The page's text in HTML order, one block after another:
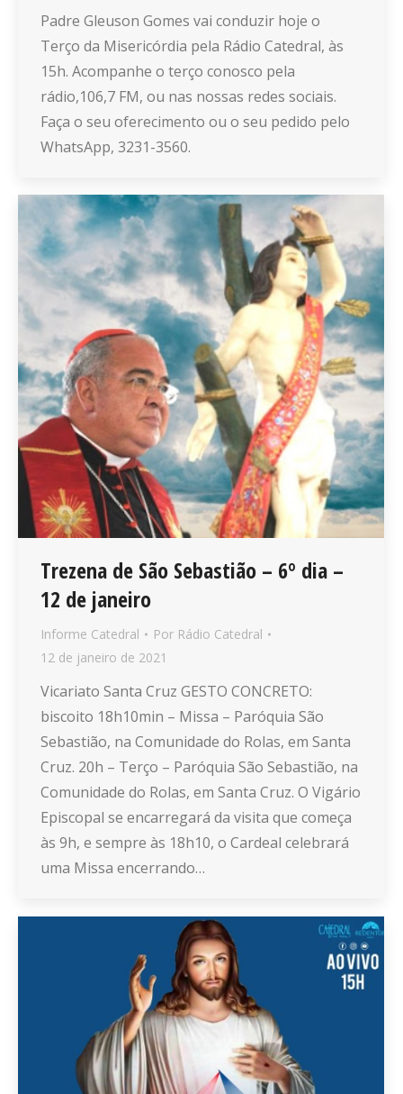
Padre Gleuson Gomes vai conduzir hoje o
Terço da Misericórdia pela Rádio Catedral, às
15h. Acompanhe o terço conosco pela
rádio,106,7 FM, ou nas nossas redes sociais.
Faça o seu oferecimento ou o seu pedido pelo
WhatsApp, 3231-3560.
Trezena de São Sebastião – 6º dia –
12 de janeiro
Informe Catedral Por Rádio Catedral
12 de janeiro de 2021
Vicariato Santa Cruz GESTO CONCRETO:
biscoito 18h10min – Missa – Paróquia São
Sebastião, na Comunidade do Rolas, em Santa
Cruz. 20h – Terço – Paróquia São Sebastião, na
Comunidade do Rolas, em Santa Cruz. O Vigário
Episcopal se encarregará da visita que começa
às 9h, e sempre às 18h10, o Cardeal celebrará
uma Missa encerrando…